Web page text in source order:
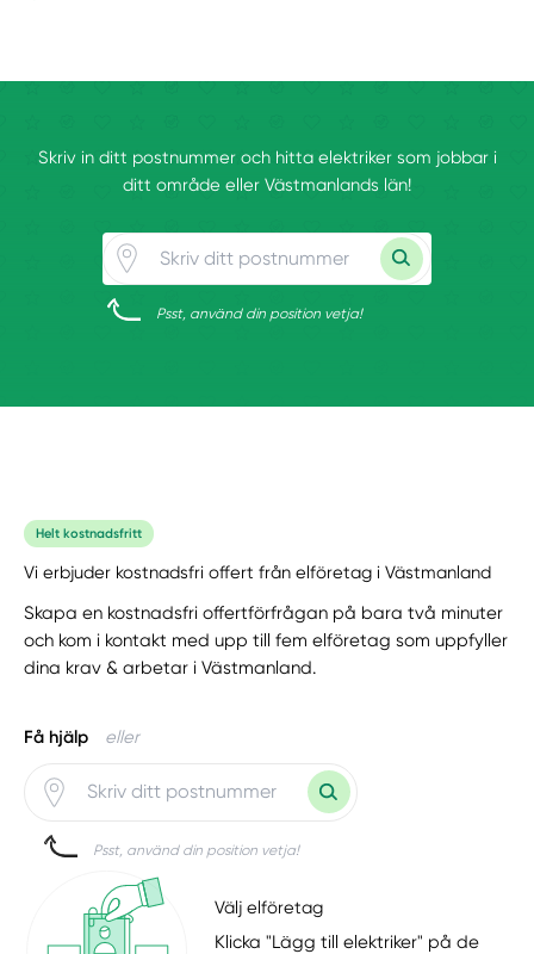
Skriv in ditt postnummer och hitta elektriker som jobbar i
ditt område eller Västmanlands län!
Psst, använd din position vetja!
Helt kostnadsfritt
Vi erbjuder kostnadsfri offert från elföretag i Västmanland
Skapa en kostnadsfri offertförfrågan på bara två minuter
och kom i kontakt med upp till fem elföretag som uppfyller
dina krav & arbetar i Västmanland.
Få hjälp eller
Psst, använd din position vetja!
Välj elföretag
Klicka "Lägg till elektriker" på de